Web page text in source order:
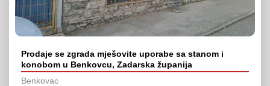
Prodaje se zgrada mješovite uporabe sa stanom i
konobom u Benkovcu, Zadarska županija
Benkovac